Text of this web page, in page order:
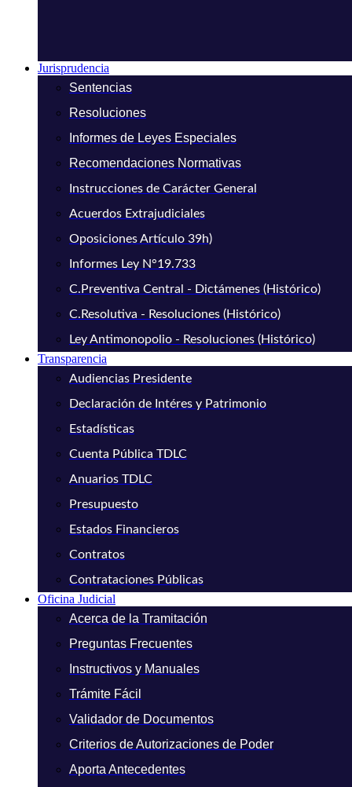
Jurisprudencia
Sentencias
Resoluciones
Informes de Leyes Especiales
Recomendaciones Normativas
Instrucciones de Carácter General
Acuerdos Extrajudiciales
Oposiciones Artículo 39h)
Informes Ley N°19.733
C.Preventiva Central - Dictámenes (Histórico)
C.Resolutiva - Resoluciones (Histórico)
Ley Antimonopolio - Resoluciones (Histórico)
Transparencia
Audiencias Presidente
Declaración de Intéres y Patrimonio
Estadísticas
Cuenta Pública TDLC
Anuarios TDLC
Presupuesto
Estados Financieros
Contratos
Contrataciones Públicas
Oficina Judicial
Acerca de la Tramitación
Preguntas Frecuentes
Instructivos y Manuales
Trámite Fácil
Validador de Documentos
Criterios de Autorizaciones de Poder
Aporta Antecedentes